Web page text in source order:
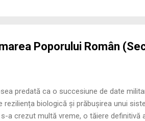
Poporului Român
predată ca o succesiune de date
biologică și prăbușirea unui
a crezut multă vreme, o tăiere definitivă